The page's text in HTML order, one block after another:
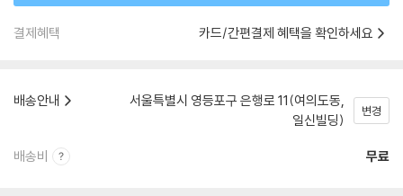
결제혜택 카드/간편결제 혜택을 확인하세요
배송안내
서울특별시 영등포구 은행로 11(여의도동,
일신빌딩)
변경
배송비 무료